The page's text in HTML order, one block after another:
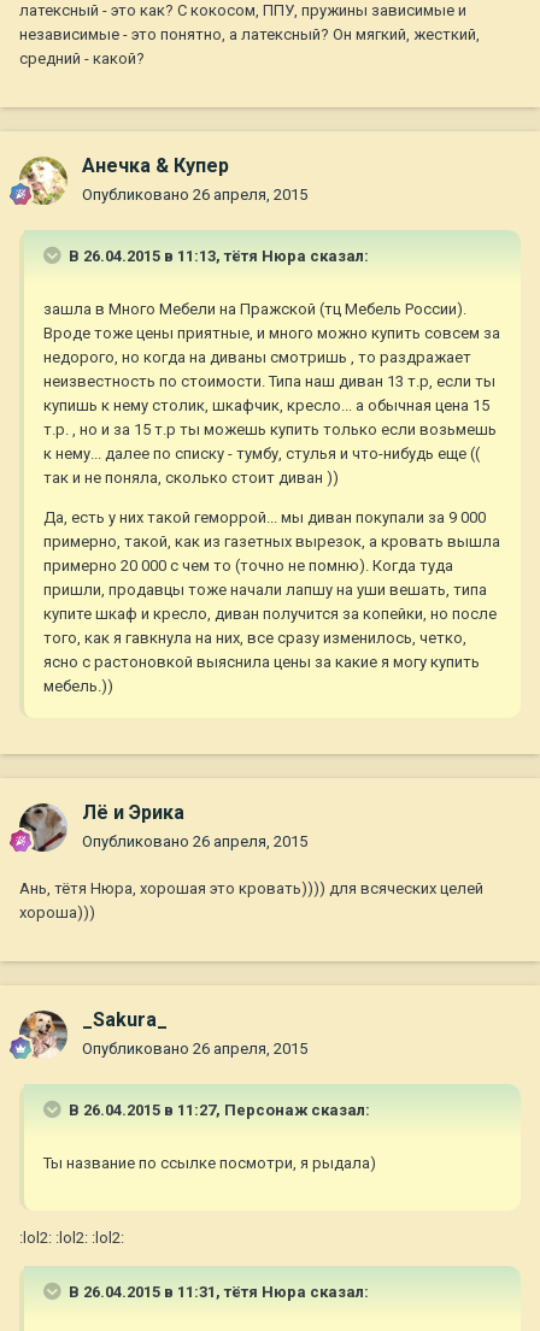
латексный - это как? С кокосом, ППУ, пружины зависимые и
независимые - это понятно, а латексный? Он мягкий, жесткий,
средний - какой?
Анечка & Купер
Опубликовано 26 апреля, 2015
В 26.04.2015 в 11:13, тётя Нюра сказал:
зашла в Много Мебели на Пражской (тц Мебель России).
Вроде тоже цены приятные, и много можно купить совсем за
недорого, но когда на диваны смотришь , то раздражает
неизвестность по стоимости. Типа наш диван 13 т.р, если ты
купишь к нему столик, шкафчик, кресло... а обычная цена 15
т.р. , но и за 15 т.р ты можешь купить только если возьмешь
к нему... далее по списку - тумбу, стулья и что-нибудь еще ((
так и не поняла, сколько стоит диван ))
Да, есть у них такой геморрой... мы диван покупали за 9 000
примерно, такой, как из газетных вырезок, а кровать вышла
примерно 20 000 с чем то (точно не помню). Когда туда
пришли, продавцы тоже начали лапшу на уши вешать, типа
купите шкаф и кресло, диван получится за копейки, но после
того, как я гавкнула на них, все сразу изменилось, четко,
ясно с растоновкой выяснила цены за какие я могу купить
мебель.))
Лё и Эрика
Опубликовано 26 апреля, 2015
Ань, тётя Нюра, хорошая это кровать)))) для всяческих целей
хороша)))
_Sakura_
Опубликовано 26 апреля, 2015
В 26.04.2015 в 11:27, Персонаж сказал:
Ты название по ссылке посмотри, я рыдала)
:lol2: :lol2: :lol2:
В 26.04.2015 в 11:31, тётя Нюра сказал: